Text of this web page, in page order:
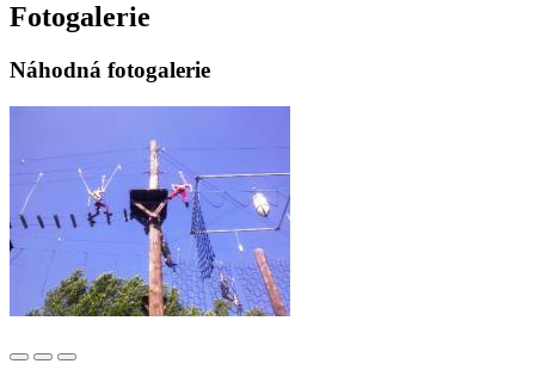
Fotogalerie
Náhodná fotogalerie